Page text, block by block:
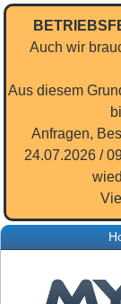
Zum Hauptinhalt
Auch wir
Aus diesem
Anfragen,
24.07.2026 /